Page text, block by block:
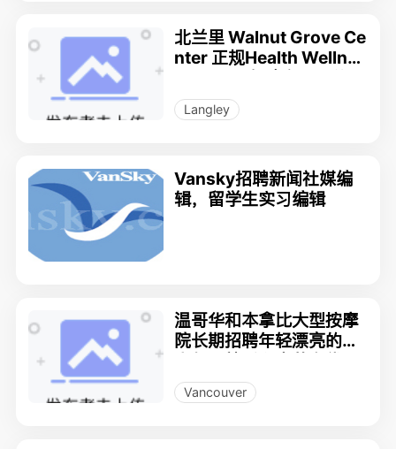
北兰里 Walnut Grove Ce
nter 正规Health Wellnes
註冊RMT技师/推拿按摩
技師/足底按摩師多名
Langley
Vansky招聘新闻社媒编
辑，留学生实习编辑
温哥华和本拿比大型按摩
院长期招聘年轻漂亮的按
先。
Vancouver